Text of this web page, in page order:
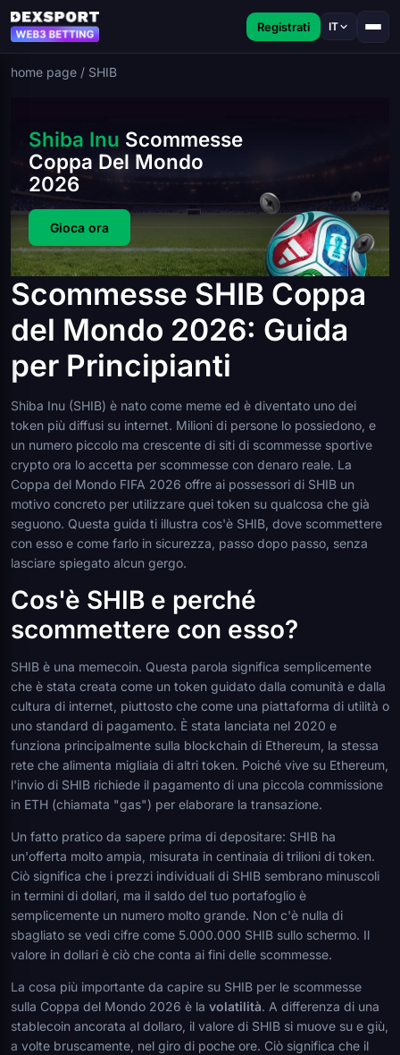
Registrati IT
home page / SHIB
Shiba Inu Scommesse
Coppa Del Mondo
2026
Gioca ora
Scommesse SHIB Coppa
del Mondo 2026: Guida
per Principianti
Shiba Inu (SHIB) è nato come meme ed è diventato uno dei
token più diffusi su internet. Milioni di persone lo possiedono, e
un numero piccolo ma crescente di siti di scommesse sportive
crypto ora lo accetta per scommesse con denaro reale. La
Coppa del Mondo FIFA 2026 offre ai possessori di SHIB un
motivo concreto per utilizzare quei token su qualcosa che già
seguono. Questa guida ti illustra cos'è SHIB, dove scommettere
con esso e come farlo in sicurezza, passo dopo passo, senza
lasciare spiegato alcun gergo.
Cos'è SHIB e perché
scommettere con esso?
SHIB è una memecoin. Questa parola significa semplicemente
che è stata creata come un token guidato dalla comunità e dalla
cultura di internet, piuttosto che come una piattaforma di utilità o
uno standard di pagamento. È stata lanciata nel 2020 e
funziona principalmente sulla blockchain di Ethereum, la stessa
rete che alimenta migliaia di altri token. Poiché vive su Ethereum,
l'invio di SHIB richiede il pagamento di una piccola commissione
in ETH (chiamata "gas") per elaborare la transazione.
Un fatto pratico da sapere prima di depositare: SHIB ha
un'offerta molto ampia, misurata in centinaia di trilioni di token.
Ciò significa che i prezzi individuali di SHIB sembrano minuscoli
in termini di dollari, ma il saldo del tuo portafoglio è
semplicemente un numero molto grande. Non c'è nulla di
sbagliato se vedi cifre come 5.000.000 SHIB sullo schermo. Il
valore in dollari è ciò che conta ai fini delle scommesse.
La cosa più importante da capire su SHIB per le scommesse
sulla Coppa del Mondo 2026 è la volatilità. A differenza di una
stablecoin ancorata al dollaro, il valore di SHIB si muove su e giù,
a volte bruscamente, nel giro di poche ore. Ciò significa che il